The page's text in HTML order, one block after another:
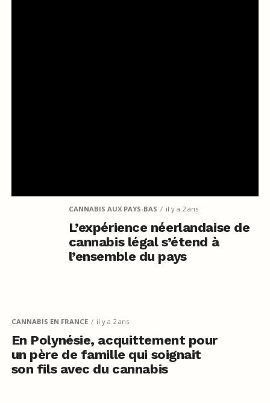
CANNABIS AUX PAYS-BAS il y a 2 ans
L’expérience néerlandaise de
cannabis légal s’étend à
l’ensemble du pays
CANNABIS EN FRANCE il y a 2 ans
En Polynésie, acquittement pour
un père de famille qui soignait
son fils avec du cannabis